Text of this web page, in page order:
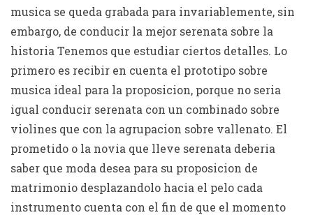
musica se queda grabada para invariablemente, sin
embargo, de conducir la mejor serenata sobre la
historia Tenemos que estudiar ciertos detalles. Lo
primero es recibir en cuenta el prototipo sobre
musica ideal para la proposicion, porque no seri­a
igual conducir serenata con un combinado sobre
violines que con la agrupacion sobre vallenato. El
prometido o la novia que lleve serenata deberia
saber que moda desea para su proposicion de
matrimonio desplazandolo hacia el pelo cada
instrumento cuenta con el fin de que el momento